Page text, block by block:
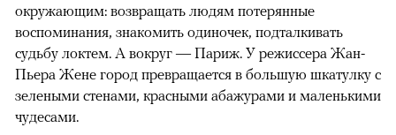
окружающим: возвращать людям потерянные
воспоминания, знакомить одиночек, подталкивать
судьбу локтем. А вокруг — Париж. У режиссера Жан-
Пьера Жене город превращается в большую шкатулку с
зелеными стенами, красными абажурами и маленькими
чудесами.